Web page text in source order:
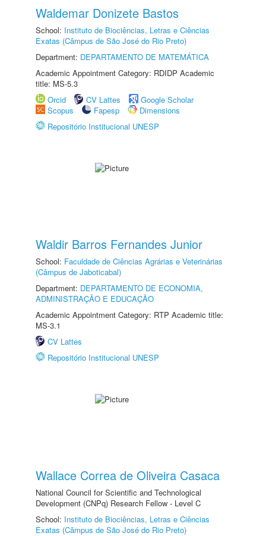
Waldemar Donizete Bastos
School: Instituto de Biociências, Letras e Ciências
Exatas (Câmpus de São José do Rio Preto)
Department: DEPARTAMENTO DE MATEMÁTICA
Academic Appointment Category: RDIDP Academic
title: MS-5.3
Orcid
CV Lattes
Google Scholar
Scopus
Fapesp
Dimensions
Repositório Institucional UNESP
Waldir Barros Fernandes Junior
School: Faculdade de Ciências Agrárias e Veterinárias
(Câmpus de Jaboticabal)
Department: DEPARTAMENTO DE ECONOMIA,
ADMINISTRAÇÃO E EDUCAÇÃO
Academic Appointment Category: RTP Academic title:
MS-3.1
CV Lattes
Repositório Institucional UNESP
Wallace Correa de Oliveira Casaca
National Council for Scientific and Technological
Development (CNPq) Research Fellow - Level C
School: Instituto de Biociências, Letras e Ciências
Exatas (Câmpus de São José do Rio Preto)